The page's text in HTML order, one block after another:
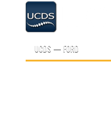
UCDS — FORD